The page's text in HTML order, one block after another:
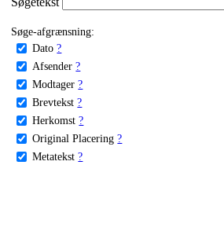
Søge-afgrænsning:
Dato ?
Afsender ?
Modtager ?
Brevtekst ?
Herkomst ?
Original Placering ?
Metatekst ?